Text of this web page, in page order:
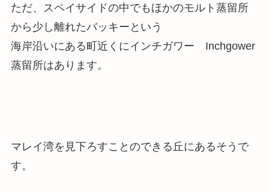
ただ、スペイサイドの中でもほかのモルト蒸留所
から少し離れたバッキーという
海岸沿いにある町近くにインチガワー Inchgower
蒸留所はあります。
マレイ湾を見下ろすことのできる丘にあるそうで
す。